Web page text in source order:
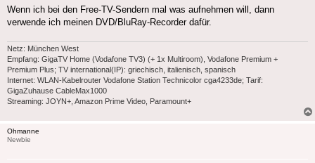
Wenn ich bei den Free-TV-Sendern mal was aufnehmen will, dann
verwende ich meinen DVD/BluRay-Recorder dafür.
Netz: München West
Empfang: GigaTV Home (Vodafone TV3) (+ 1x Multiroom), Vodafone Premium +
Premium Plus; TV international(IP): griechisch, italienisch, spanisch
Internet: WLAN-Kabelrouter Vodafone Station Technicolor cga4233de; Tarif:
GigaZuhause CableMax1000
Streaming: JOYN+, Amazon Prime Video, Paramount+
Ohmanne
Newbie